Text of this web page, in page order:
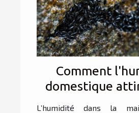
Comment
domestique
les insectes
L’humidité dans la